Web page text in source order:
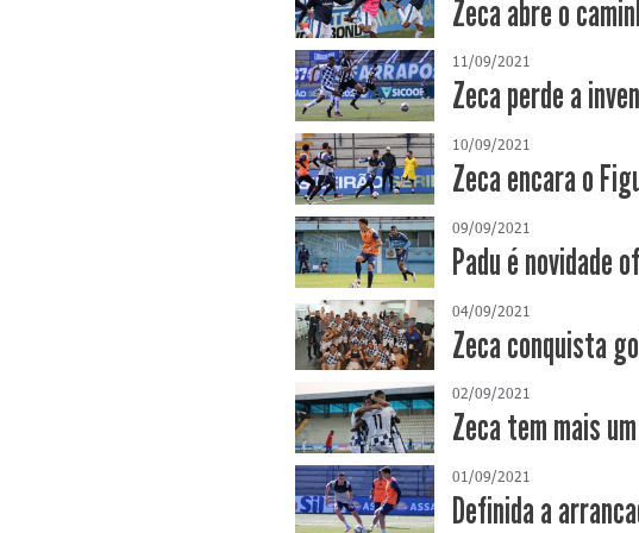
Zeca abre o
11/09/2021
Zeca perde a
10/09/2021
Zeca encara o
09/09/2021
Padu é novidade
04/09/2021
Zeca conquista
02/09/2021
Zeca tem mais
01/09/2021
Definida a